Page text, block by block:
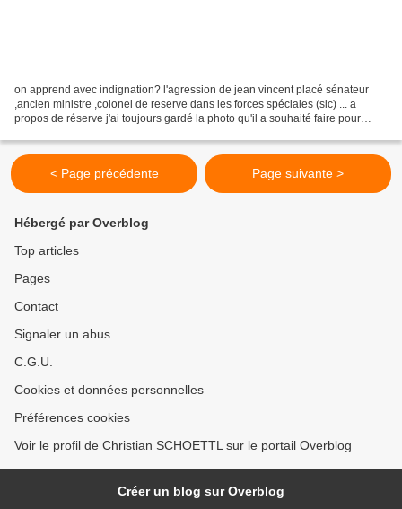
on apprend avec indignation? l'agression de jean vincent placé sénateur
,ancien ministre ,colonel de reserve dans les forces spéciales (sic) ... a
propos de réserve j'ai toujours gardé la photo qu'il a souhaité faire pour
< Page précédente Page suivante >
Hébergé par Overblog
Top articles
Pages
Contact
Signaler un abus
C.G.U.
Cookies et données personnelles
Préférences cookies
Voir le profil de Christian SCHOETTL sur le portail Overblog
Créer un blog sur Overblog